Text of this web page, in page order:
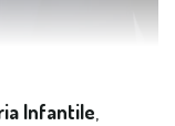
Infantile